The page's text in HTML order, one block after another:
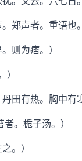
声者。重语也
则为痞。）
有热。胸中有
。栀子汤。）
。）